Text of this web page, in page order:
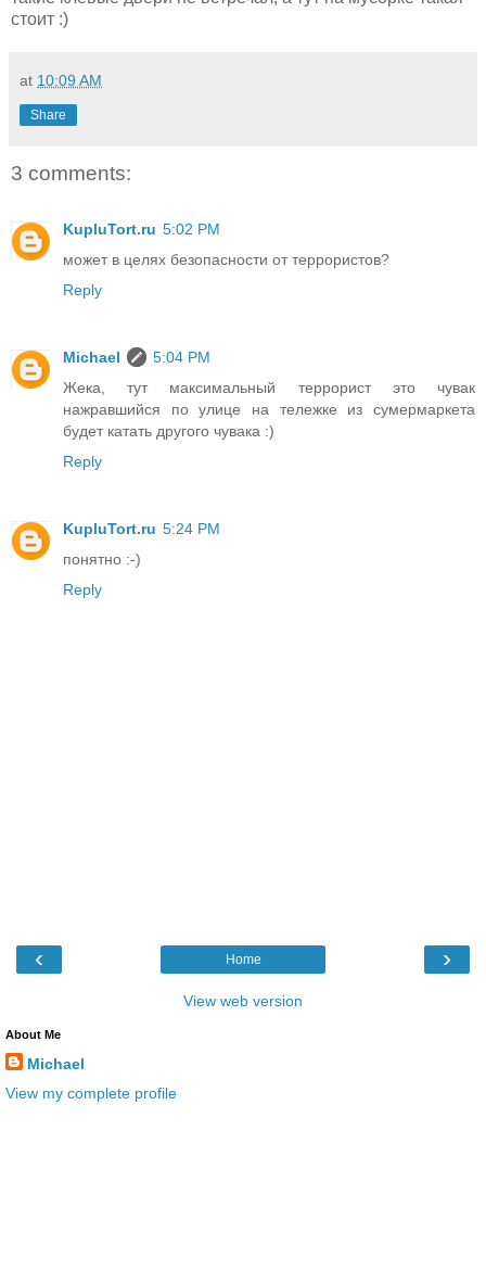
стоит :)
at 10:09 AM
Share
3 comments:
KupluTort.ru 5:02 PM
может в целях безопасности от террористов?
Reply
Michael
5:04 PM
Жека, тут максимальный террорист это чувак
нажравшийся по улице на тележке из сумермаркета
будет катать другого чувака :)
Reply
KupluTort.ru 5:24 PM
понятно :-)
Reply
‹ ›
Home
View web version
About Me
Michael
View my complete profile